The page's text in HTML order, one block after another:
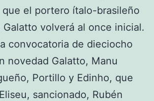
el portero ítalo-brasileño
Galatto volverá al once inicial.
convocatoria de dieciocho
novedad Galatto, Manu
Portillo y Edinho, que
sancionado, Rubén